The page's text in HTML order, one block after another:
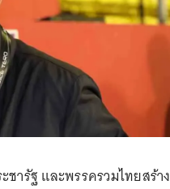
ารัฐ และพรรครวมไทยสร้าง